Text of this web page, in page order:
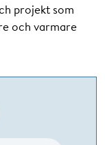
projekt som
och varmare